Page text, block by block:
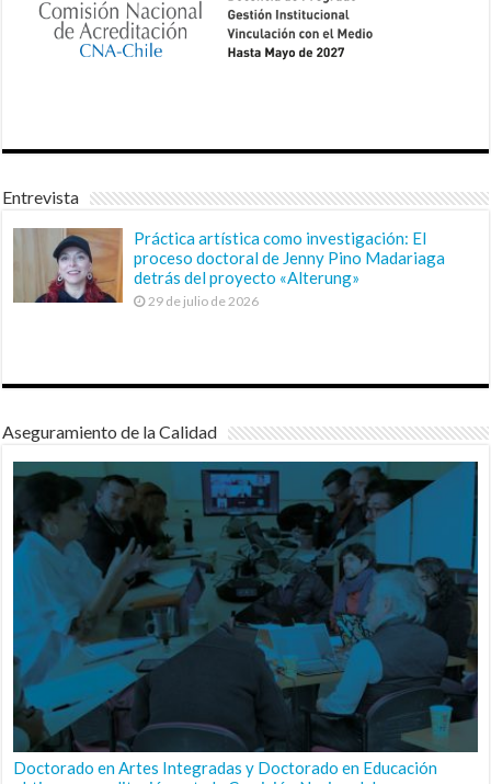
Entrevista
Práctica artística como investigación: El
proceso doctoral de Jenny Pino Madariaga
detrás del proyecto «Alterung»
29 de julio de 2026
Aseguramiento de la Calidad
Doctorado en Artes Integradas y Doctorado en Educación